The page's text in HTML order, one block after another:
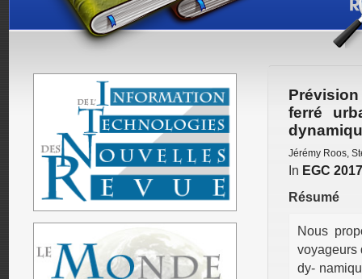
ferré
Jérémy Roos,
In EGC 2017
Résumé
Nous
voyageurs
dy-